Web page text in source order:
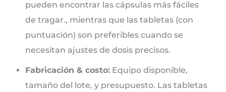
pueden encontrar las cápsulas más fáciles
de tragar., mientras que las tabletas (con
puntuación) son preferibles cuando se
necesitan ajustes de dosis precisos.
Fabricación & costo: Equipo disponible,
tamaño del lote, y presupuesto. Las tabletas